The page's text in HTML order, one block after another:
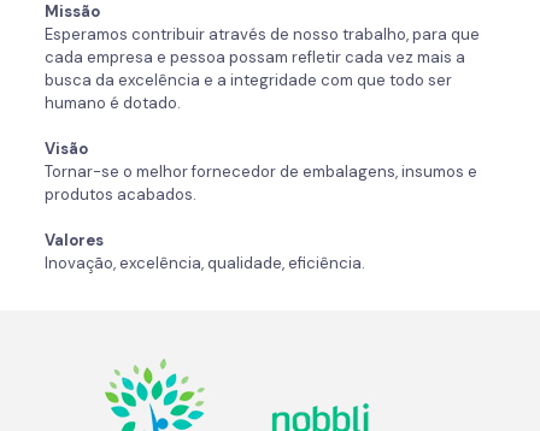
Missão
Esperamos contribuir através de nosso trabalho, para que
cada empresa e pessoa possam refletir cada vez mais a
busca da excelência e a integridade com que todo ser
humano é dotado.
Visão
Tornar-se o melhor fornecedor de embalagens, insumos e
produtos acabados.
Valores
Inovação, excelência, qualidade, eficiência.